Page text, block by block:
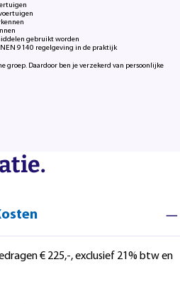
gebruikt worden
9140 regelgeving in de praktijk
groep. Daardoor ben je verzekerd van persoonlijke
€ 225,-, exclusief 21% btw en